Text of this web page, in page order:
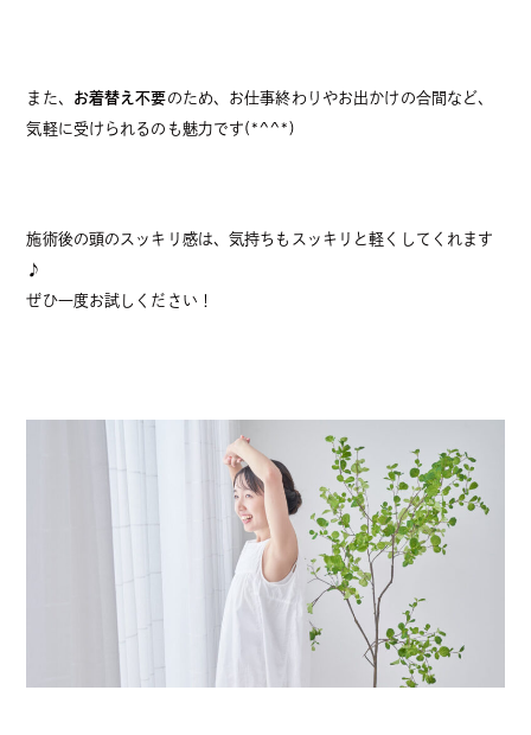
また、 お着替え不要のため、お仕事終わりやお出かけの合間など、
気軽に受けられるのも魅力です(*^^*)
施術後の頭のスッキリ感は、気持ちもスッキリと軽くしてくれます
♪
ぜひ一度お試しください！